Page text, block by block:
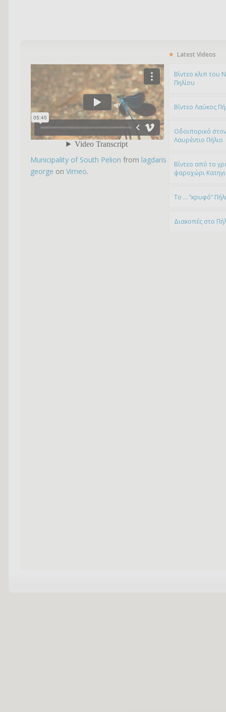
Municipality of South Pelion from lagdaris
george on Vimeo.
Latest Videos
Bίντεο κλιπ του
Πηλίου
Βίντεο Λαύκος
Οδοιπορικό
Λαυρέντιο Πήλιο
Βίντεο από το
ψαροχώρι
To … “κρυφό”
Διακοπές στο